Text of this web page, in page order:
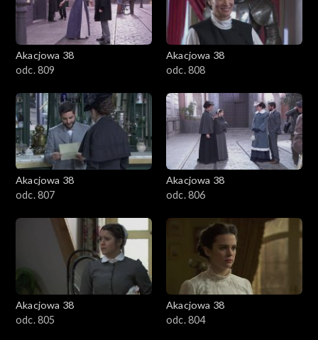
Akacjowa 38
odc. 809
Akacjowa 38
odc. 808
Akacjowa 38
odc. 807
Akacjowa 38
odc. 806
Akacjowa 38
odc. 805
Akacjowa 38
odc. 804